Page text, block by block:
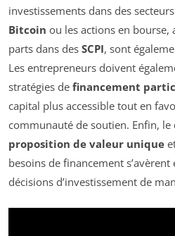
investissements dans des secteurs
Bitcoin ou les actions en bourse,
parts dans des SCPI, sont
Les entrepreneurs doivent
stratégies de financement
capital plus accessible tout en
communauté de soutien. Enfin, le
proposition de valeur unique
besoins de financement
décisions d’investissement de